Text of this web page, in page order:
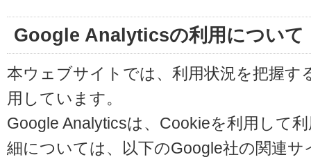
Google Analyticsの利用について
本ウェブサイトでは、利用状況を把握す
用しています。
Google Analyticsは、Cookieを利用して
細については、以下のGoogle社の関連